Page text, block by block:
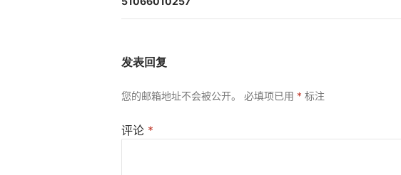
发表回复
您的邮箱地址不会被公开。 必填项已用 * 标注
评论 *